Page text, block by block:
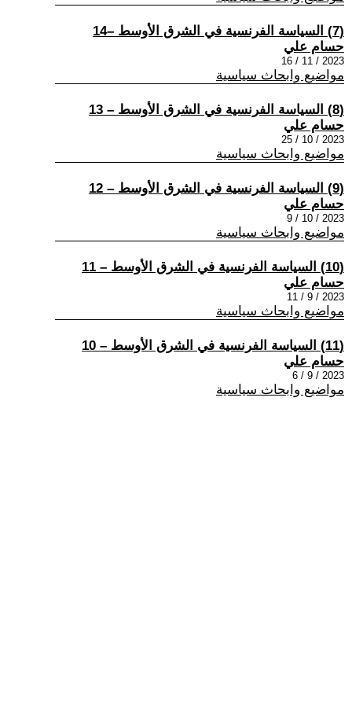
(7) السياسة الفرنسية في الشرق الأوسط –14
حسام علي
2023 / 11 / 16
مواضيع وابحاث سياسية
(8) السياسة الفرنسية في الشرق الأوسط – 13
حسام علي
2023 / 10 / 25
مواضيع وابحاث سياسية
(9) السياسة الفرنسية في الشرق الأوسط – 12
حسام علي
2023 / 10 / 9
مواضيع وابحاث سياسية
(10) السياسة الفرنسية في الشرق الأوسط – 11
حسام علي
2023 / 9 / 11
مواضيع وابحاث سياسية
(11) السياسة الفرنسية في الشرق الأوسط – 10
حسام علي
2023 / 9 / 6
مواضيع وابحاث سياسية